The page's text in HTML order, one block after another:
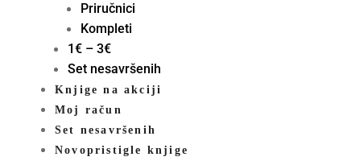
Priručnici
Kompleti
1€ – 3€
Set nesavršenih
Knjige na akciji
Moj račun
Set nesavršenih
Novopristigle knjige